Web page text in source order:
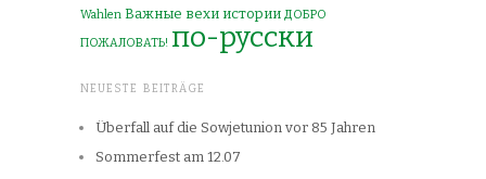
Wahlen Важные вехи истории ДОБРО
ПОЖАЛОВАТЬ! по-русски
NEUESTE BEITRÄGE
Überfall auf die Sowjetunion vor 85 Jahren
Sommerfest am 12.07